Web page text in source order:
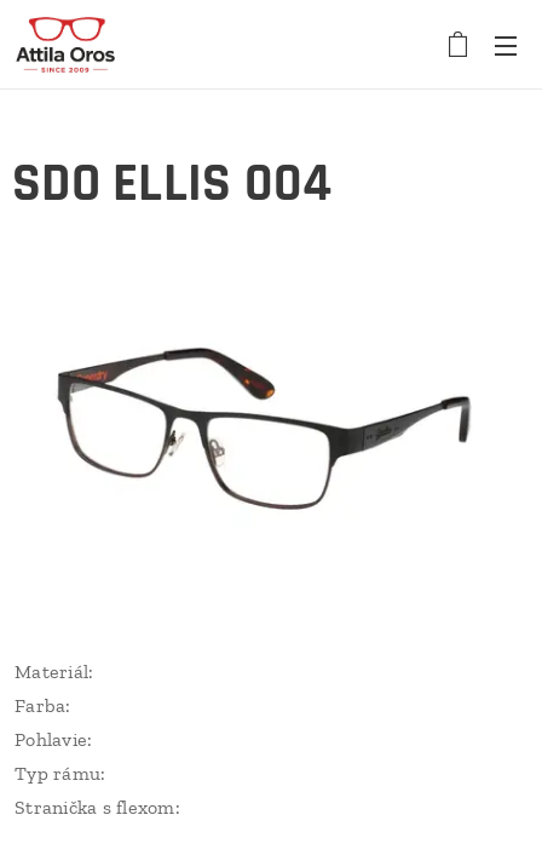
SDO ELLIS 004
Materiál:
Farba:
Pohlavie:
Typ rámu:
Stranička s flexom: